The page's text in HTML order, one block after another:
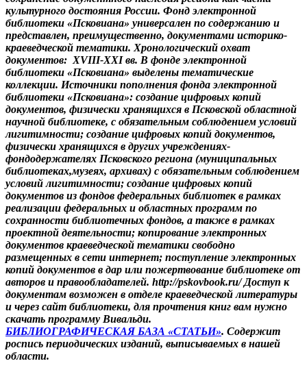
культурного достояния России. Фонд электронной
библиотеки «Псковиана» универсален по содержанию и
представлен, преимущественно, документами историко-
краеведческой тематики. Хронологический охват
документов: XVIII-XXI вв. В фонде электронной
библиотеки «Псковиана» выделены тематические
коллекции. Источники пополнения фонда электронной
библиотеки «Псковиана»: создание цифровых копий
документов, физически хранящихся в Псковской областной
научной библиотеке, с обязательным соблюдением условий
лигитимности; создание цифровых копий документов,
физически хранящихся в других учреждениях-
фондодержателях Псковского региона (муниципальных
библиотеках,музеях, архивах) с обязательным соблюдением
условий лигитимности; создание цифровых копий
документов из фондов федеральных библиотек в рамках
реализации федеральных и областных программ по
сохранности библиотечных фондов, а также в рамках
проектной деятельности; копирование электронных
документов краеведческой тематики свободно
размещенных в сети интернет; поступление электронных
копий документов в дар или пожертвование библиотеке от
авторов и правообладателей. http://pskovbook.ru/ Доступ к
документам возможен в отделе краеведческой литературы
и через сайт библиотеки, для прочтения книг вам нужно
скачать программу Вивальди.
БИБЛИОГРАФИЧЕСКАЯ БАЗА «СТАТЬИ». Содержит
роспись периодических изданий, выписываемых в нашей
области.